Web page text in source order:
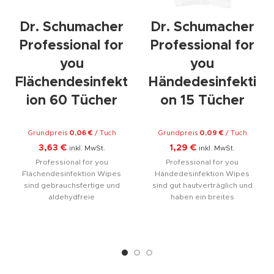
Dr. Schumacher
Professional for
you
Flächendesinfekt
ion 60 Tücher
3,63 € inkl. MwSt.
Grundpreis 0,06€/ Tuch
Professional for you
Flächendesinfektion Wipes
sind gebrauchsfertige und
aldehydfreie
Dr. Schumacher
Professional for
you
Händedesinfekti
on 15 Tücher
1,29€ inkl. MwSt.
Grundpreis 0,09€/ Tuch
Professional for you
Händedesinfektion Wipes
sind gut hautverträglich und
haben ein breites